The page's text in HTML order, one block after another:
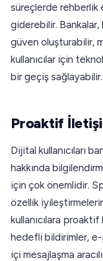
süreçlerde rehberlik
giderebilir.
güven oluşturabilir,
kullanıcılar için
bir geçiş sağlayabilir.
Proaktif
Dijital kullanıcıları
hakkında
için çok önemlidir.
özellik
kullanıcılara
hedefli bildirimler,
içi mesajlaşma